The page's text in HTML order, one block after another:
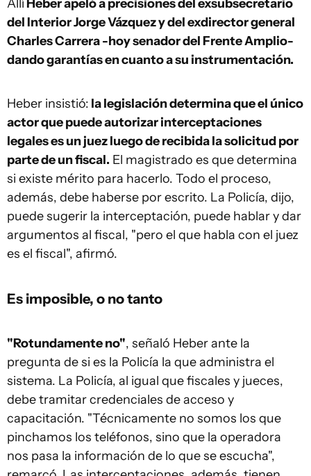
AllíHeber apeló a precisiones del exsubsecretario
del Interior Jorge Vázquez y del exdirector general
Charles Carrera -hoy senador del Frente Amplio-
dando garantías en cuanto a su instrumentación.
Heber insistió: la legislación determina que el único
actor que puede autorizar interceptaciones
legales es un juez luego de recibida la solicitud por
parte de un fiscal. El magistrado es que determina
si existe mérito para hacerlo. Todo el proceso,
además, debe haberse por escrito. La Policía, dijo,
puede sugerir la interceptación, puede hablar y dar
argumentos al fiscal, "pero el que habla con el juez
es el fiscal", afirmó.
Es imposible, o no tanto
"Rotundamente no", señaló Heber ante la
pregunta de si es la Policía la que administra el
sistema. La Policía, al igual que fiscales y jueces,
debe tramitar credenciales de acceso y
capacitación. "Técnicamente no somos los que
pinchamos los teléfonos, sino que la operadora
nos pasa la información de lo que se escucha",